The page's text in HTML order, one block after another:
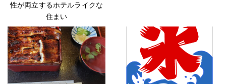
性が両立するホテルライクな
住まい